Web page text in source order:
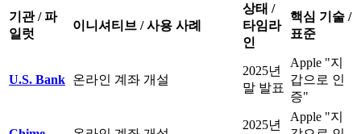
기관 / 파
일럿
이니셔티브 / 사용 사례
상태 /
타임라
인
핵심 기술 /
표준
U.S. Bank 온라인 계좌 개설
2025년
말 발표
Apple "지
갑으로 인
증"
2025년
Apple "지